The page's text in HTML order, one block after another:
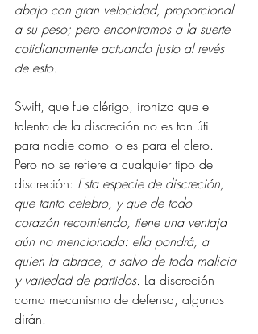
abajo con gran velocidad, proporcional
a su peso; pero encontramos a la suerte
cotidianamente actuando justo al revés
de esto.
Swift, que fue clérigo, ironiza que el
talento de la discreción no es tan útil
para nadie como lo es para el clero.
Pero no se refiere a cualquier tipo de
discreción: Esta especie de discreción,
que tanto celebro, y que de todo
corazón recomiendo, tiene una ventaja
aún no mencionada: ella pondrá, a
quien la abrace, a salvo de toda malicia
y variedad de partidos. La discreción
como mecanismo de defensa, algunos
dirán.